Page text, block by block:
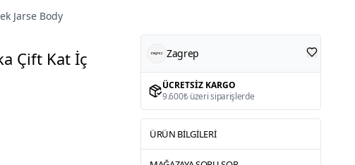
Jarse Body
Çift Kat İç
Zagrep
ÜCRETSIZ KARGO
9.600₺ üzeri siparişlerde
ÜRÜN BILGILERI